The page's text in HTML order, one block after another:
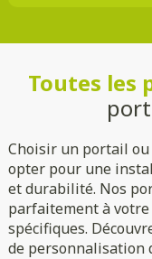
Toutes les
Choisir un portail
opter pour une
et durabilité. Nos
parfaitement à
spécifiques.
de personnalisation